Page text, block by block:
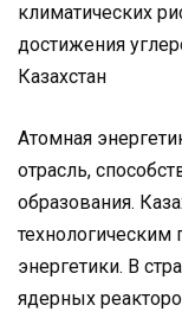
климатических
достижения
Казахстан
Атомная
отрасль,
образования.
технологическим
энергетики. В
ядерных